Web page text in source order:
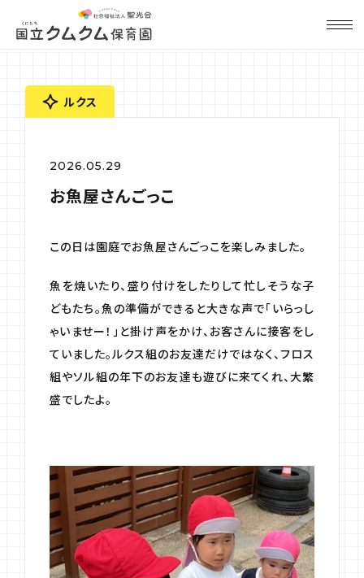
ルクス
2026.05.29
お魚屋さんごっこ
この日は園庭でお魚屋さんごっこを楽しみました。
魚を焼いたり、盛り付けをしたりして忙しそうな子
どもたち。魚の準備ができると大きな声で「いらっし
ゃいませー！」と掛け声をかけ、お客さんに接客をし
ていました。ルクス組のお友達だけではなく、フロス
組やソル組の年下のお友達も遊びに来てくれ、大繁
盛でしたよ。